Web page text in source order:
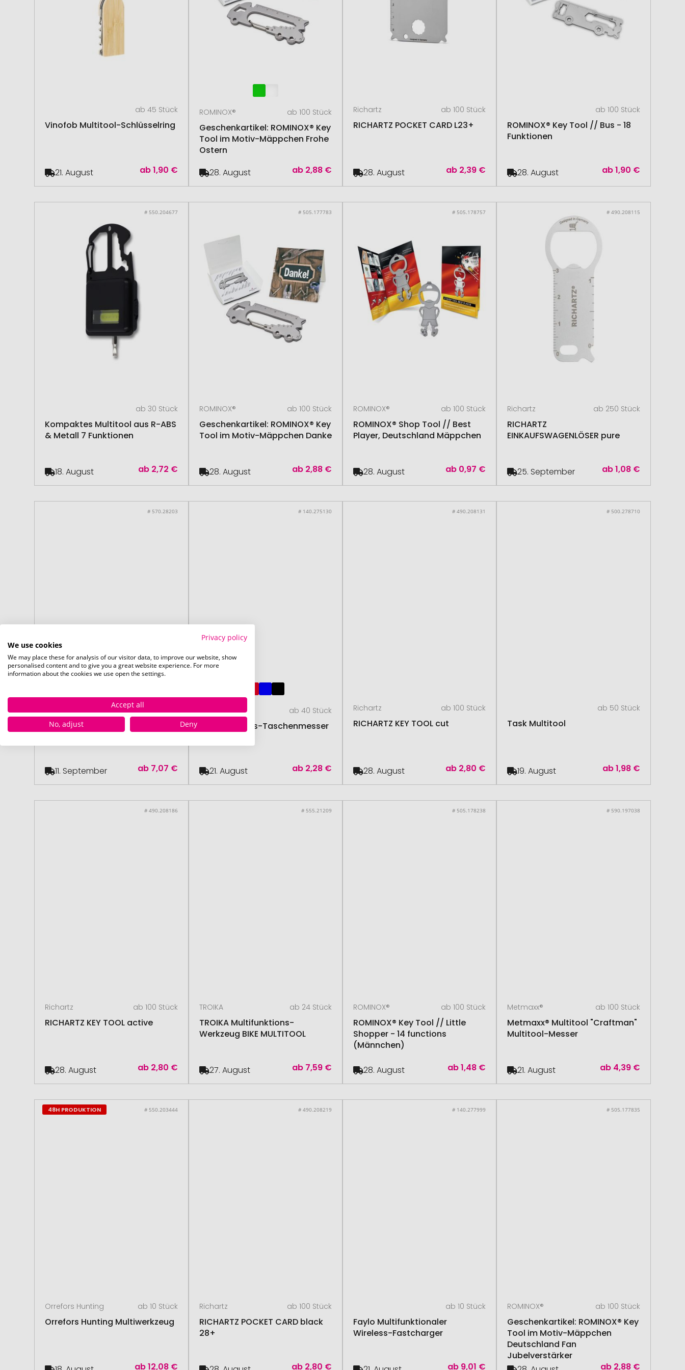
ab 45 Stück
Vinofob Multitool-Schlüsselring
ab1,90 €
21. August
ROMINOX® ab 100 Stück
Geschenkartikel: ROMINOX® Key
Tool im Motiv-Mäppchen Frohe
Ostern
ab 2,88 €
28. August
Richartz ab 100 Stück
RICHARTZ POCKET CARD L23+
ab 2,39 €
28. August
ab 100 Stück
ROMINOX® Key Tool // Bus - 18
Funktionen
ab1,90 €
28. August
# 550.204677
ab 30 Stück
Kompaktes Multitool aus R-ABS
& Metall 7 Funktionen
ab 2,72 €
18. August
# 505.177783
ROMINOX® ab 100 Stück
Geschenkartikel: ROMINOX® Key
Tool im Motiv-Mäppchen Danke
ab 2,88 €
28. August
# 505.178757
ROMINOX® ab 100 Stück
ROMINOX® Shop Tool // Best
Player, Deutschland Mäppchen
ab 0,97 €
28. August
# 490.208115
Richartz ab 250 Stück
RICHARTZ
EINKAUFSWAGENLÖSER pure
ab1,08 €
25. September
# 570.28203
VICTORINOX ab 110 Stück
Schweizer Taschenmesser
ab 7,07 €
11. September
# 140.275130
ab 40 Stück
Multifunktions-Taschenmesser
ab 2,28 €
21. August
# 490.208131
Richartz ab 100 Stück
RICHARTZ KEY TOOL cut
ab 2,80 €
28. August
# 500.278710
ab 50 Stück
Task Multitool
ab1,98 €
19. August
# 490.208186
Richartz ab 100 Stück
RICHARTZ KEY TOOL active
ab 2,80 €
28. August
# 555.21209
TROIKA ab 24 Stück
TROIKA Multifunktions-
Werkzeug BIKE MULTITOOL
ab 7,59 €
27. August
# 505.178238
ROMINOX® ab 100 Stück
ROMINOX® Key Tool // Little
Shopper - 14 functions
(Männchen)
ab1,48 €
28. August
# 590.197038
Metmaxx® ab 100 Stück
Metmaxx® Multitool "Craftman"
Multitool-Messer
ab 4,39 €
21. August
48H PRODUKTION # 550.203444
Orrefors Hunting ab 10 Stück
Orrefors Hunting Multiwerkzeug
ab12,08 €
# 490.208219
Richartz ab 100 Stück
RICHARTZ POCKET CARD black
28+
ab 2,80 €
# 140.277999
ab 10 Stück
Faylo Multifunktionaler
Wireless-Fastcharger
ab 9,01 €
# 505.177835
ROMINOX® ab 100 Stück
Geschenkartikel: ROMINOX® Key
Tool im Motiv-Mäppchen
Deutschland Fan
Jubelverstärker
ab 2,88 €
Privacy policy
We use cookies
We may place these for analysis of our visitor data, to improve our website, show
personalised content and to give you a great website experience. For more
information about the cookies we use open the settings.
Accept all
No, adjust
Deny